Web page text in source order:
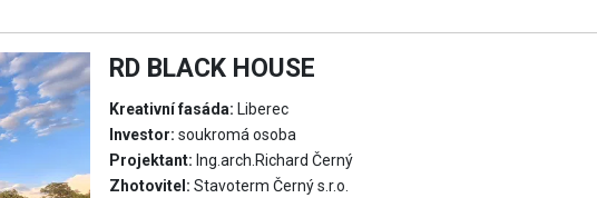
RD BLACK HOUSE
Kreativní fasáda: Liberec
Investor: soukromá osoba
Projektant: Ing.arch.Richard Černý
Zhotovitel: Stavoterm Černý s.r.o.